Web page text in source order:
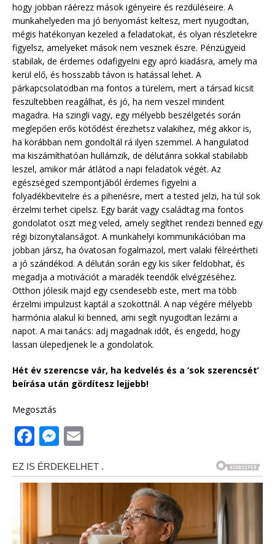
hogy jobban ráérezz mások igényeire és rezdüléseire. A
munkahelyeden ma jó benyomást keltesz, mert nyugodtan,
mégis hatékonyan kezeled a feladatokat, és olyan részletekre
figyelsz, amelyeket mások nem vesznek észre. Pénzügyeid
stabilak, de érdemes odafigyelni egy apró kiadásra, amely ma
kerül elő, és hosszabb távon is hatással lehet. A
párkapcsolatodban ma fontos a türelem, mert a társad kicsit
feszültebben reagálhat, és jó, ha nem veszel mindent
magadra. Ha szingli vagy, egy mélyebb beszélgetés során
meglepően erős kötődést érezhetsz valakihez, még akkor is,
ha korábban nem gondoltál rá ilyen szemmel. A hangulatod
ma kiszámíthatóan hullámzik, de délutánra sokkal stabilabb
leszel, amikor már átlátod a napi feladatok végét. Az
egészséged szempontjából érdemes figyelni a
folyadékbevitelre és a pihenésre, mert a tested jelzi, ha túl sok
érzelmi terhet cipelsz. Egy barát vagy családtag ma fontos
gondolatot oszt meg veled, amely segíthet rendezi benned egy
régi bizonytalanságot. A munkahelyi kommunikációban ma
jobban jársz, ha óvatosan fogalmazol, mert valaki félreértheti
a jó szándékod. A délután során egy kis siker feldobhat, és
megadja a motivációt a maradék teendők elvégzéséhez.
Otthon jólesik majd egy csendesebb este, mert ma több
érzelmi impulzust kaptál a szokottnál. A nap végére mélyebb
harmónia alakul ki benned, ami segít nyugodtan lezárni a
napot. A mai tanács: adj magadnak időt, és engedd, hogy
lassan ülepedjenek le a gondolatok.
Hét év szerencse vár, ha kedvelés és a ‘sok szerencsét’
beírása után gördítesz lejjebb!
Megosztás
F
a
c
e
o
M
ss
g
ai